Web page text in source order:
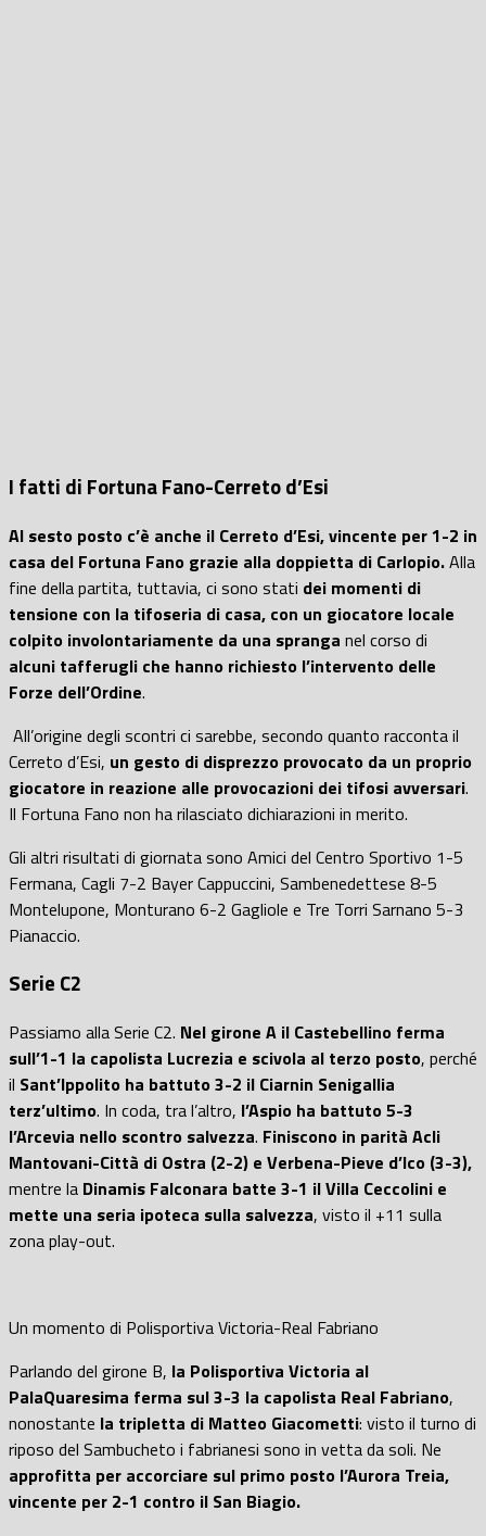
I fatti di Fortuna Fano-Cerreto d’Esi
Al sesto posto c’è anche il Cerreto d’Esi, vincente per 1-2 in
casa del Fortuna Fano grazie alla doppietta di Carlopio.Alla
fine della partita, tuttavia, ci sono stati dei momenti di
tensione con la tifoseria di casa, con un giocatore locale
colpito involontariamente da una spranga nel corso di
alcuni tafferugli che hanno richiesto l’intervento delle
Forze dell’Ordine.
All’origine degli scontri ci sarebbe, secondo quanto racconta il
Cerreto d’Esi, un gesto di disprezzo provocato da un proprio
giocatore in reazione alle provocazioni dei tifosi avversari.
Il Fortuna Fano non ha rilasciato dichiarazioni in merito.
Gli altri risultati di giornata sono Amici del Centro Sportivo 1-5
Fermana, Cagli 7-2 Bayer Cappuccini, Sambenedettese 8-5
Montelupone, Monturano 6-2 Gagliole e Tre Torri Sarnano 5-3
Pianaccio.
Serie C2
Passiamo alla Serie C2. Nel girone A il Castebellino ferma
sull’1-1 la capolista Lucrezia e scivola al terzo posto, perché
il Sant’Ippolito ha battuto 3-2 il Ciarnin Senigallia
terz’ultimo. In coda, tra l’altro, l’Aspio ha battuto 5-3
l’Arcevia nello scontro salvezza. Finiscono in parità Acli
Mantovani-Città di Ostra (2-2) e Verbena-Pieve d’Ico (3-3),
mentre la Dinamis Falconara batte 3-1 il Villa Ceccolini e
mette una seria ipoteca sulla salvezza, visto il +11 sulla
zona play-out.
Un momento di Polisportiva Victoria-Real Fabriano
Parlando del girone B, la Polisportiva Victoria al
PalaQuaresima ferma sul 3-3 la capolista Real Fabriano,
nonostante la tripletta di Matteo Giacometti: visto il turno di
riposo del Sambucheto i fabrianesi sono in vetta da soli. Ne
approfitta per accorciare sul primo posto l’Aurora Treia,
vincente per 2-1 contro il San Biagio.